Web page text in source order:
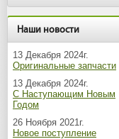
Наши новости
13 Декабря 2024г.
Оригинальные запчасти
13 Декабря 2024г.
С Наступающим Новым
Годом
26 Ноября 2021г.
Новое поступление